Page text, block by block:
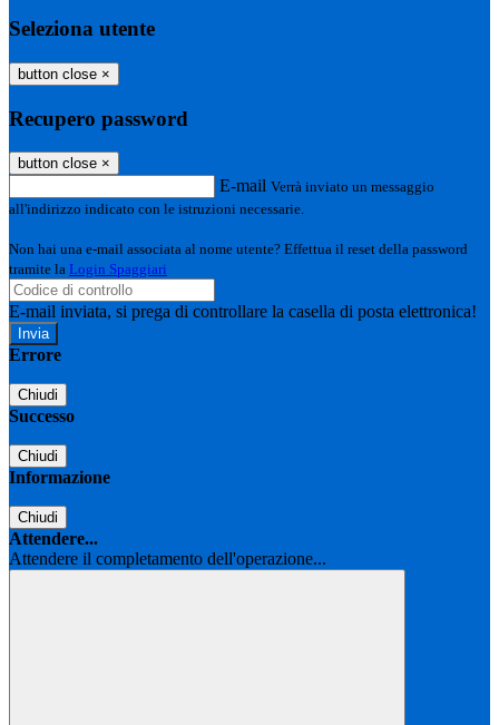
Seleziona utente
button close ×
Recupero password
button close ×
E-mail Verrà inviato un messaggio
all'indirizzo indicato con le istruzioni necessarie.
Non hai una e-mail associata al nome utente? Effettua il reset della password
tramite la Login Spaggiari
E-mail inviata, si prega di controllare la casella di posta elettronica!
Errore
Chiudi
Successo
Chiudi
Informazione
Chiudi
Attendere...
Attendere il completamento dell'operazione...